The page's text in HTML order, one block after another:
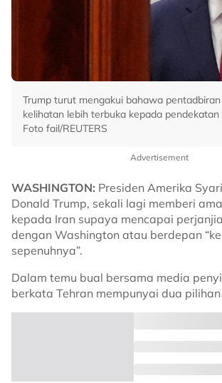
Trump turut mengakui bahawa
kelihatan lebih terbuka kepada
Foto fail/REUTERS
Advertisement
WASHINGTON: Presiden Amerika
Donald Trump, sekali lagi memberi
kepada Iran supaya mencapai
dengan Washington atau berdepan
sepenuhnya”.
Dalam temu bual bersama media
berkata Tehran mempunyai dua